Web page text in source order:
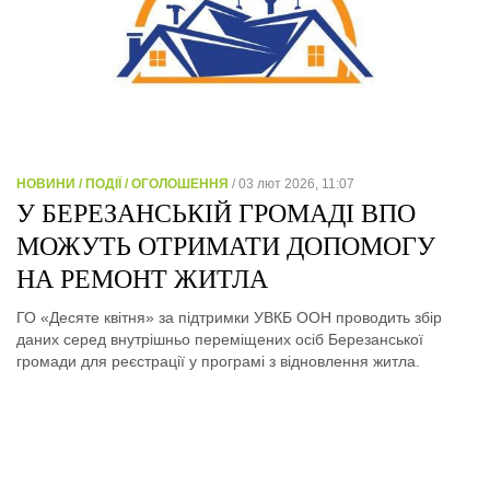
НОВИНИ / ПОДІЇ / ОГОЛОШЕННЯ / 03 лют 2026, 11:07
У БЕРЕЗАНСЬКІЙ ГРОМАДІ ВПО
МОЖУТЬ ОТРИМАТИ ДОПОМОГУ
НА РЕМОНТ ЖИТЛА
ГО «Десяте квітня» за підтримки УВКБ ООН проводить збір
даних серед внутрішньо переміщених осіб Березанської
громади для реєстрації у програмі з відновлення житла.